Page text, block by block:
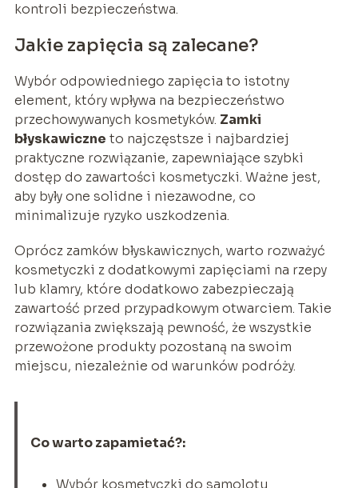
kontroli bezpieczeństwa.
Jakie zapięcia są zalecane?
Wybór odpowiedniego zapięcia to istotny
element, który wpływa na bezpieczeństwo
przechowywanych kosmetyków. Zamki
błyskawiczne to najczęstsze i najbardziej
praktyczne rozwiązanie, zapewniające szybki
dostęp do zawartości kosmetyczki. Ważne jest,
aby były one solidne i niezawodne, co
minimalizuje ryzyko uszkodzenia.
Oprócz zamków błyskawicznych, warto rozważyć
kosmetyczki z dodatkowymi zapięciami na rzepy
lub klamry, które dodatkowo zabezpieczają
zawartość przed przypadkowym otwarciem. Takie
rozwiązania zwiększają pewność, że wszystkie
przewożone produkty pozostaną na swoim
miejscu, niezależnie od warunków podróży.
Co warto zapamietać?: